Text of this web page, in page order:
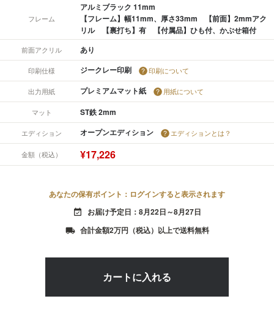
フレーム
アルミブラック 11mm
【フレーム】幅11mm、厚さ33mm 【前面】2mmアク
リル 【裏打ち】有 【付属品】ひも付、かぶせ箱付
前面アクリル あり
印刷仕様 ジークレー印刷 印刷について
出力用紙 プレミアムマット紙 用紙について
マット ST鉄 2mm
エディション オープンエディション エディションとは？
金額（税込） ¥17,226
あなたの保有ポイント：ログインすると表示されます
event_available お届け予定日：8月22日～8月27日
local_shipping 合計金額2万円（税込）以上で送料無料